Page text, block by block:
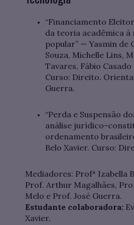
“Financiamento
da teoria acadêmica à
popular” — Yasmin de
Souza, Michelle Lins,
Tavares, Fábio
Curso: Direito.
Guerra.
“Perda e Suspensão
análise jurídico-
ordenamento
Belo Xavier. Curso:
Mediadores: Profª Izabella
Prof. Arthur Magalhães,
Melo e Prof. José Guerra.
Estudante colaboradora:
Xavier.